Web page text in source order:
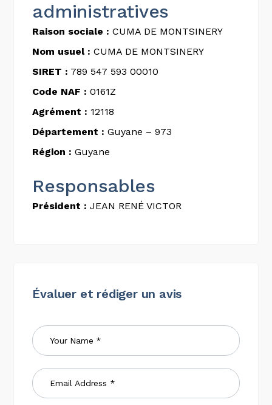
administratives
Raison sociale : CUMA DE MONTSINERY
Nom usuel : CUMA DE MONTSINERY
SIRET : 789 547 593 00010
Code NAF : 0161Z
Agrément : 12118
Département : Guyane – 973
Région : Guyane
Responsables
Président : JEAN RENÉ VICTOR
Évaluer et rédiger un avis